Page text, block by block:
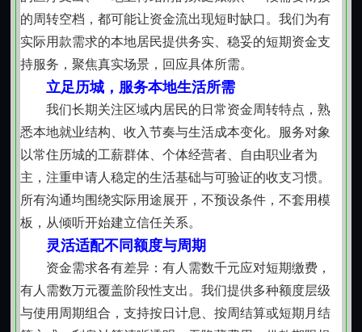
的尊重。
【守界而行，合规为本】
所有操作严格遵循现行民间资金往来相关规范，利
率设定符合司法保护区间，合同条款逐项释明，无隐藏
费用，无捆绑服务。不介入债务重组、不承接代偿业
务、不参与资产处置，仅就单笔资金使用提供支持。坚
持不跨区域拓展、不向非本地常住人口主动推介、不鼓
励非理性举债，把服务边界守在“必要”与“适度”之间。
【陪伴式支持，不止于借】
一次资金协助完成后，仍保持适度关注。部分客户
会在后续生活中遇到新的财务节点，如子女教育支出集
中期、房屋修缮窗口期、医疗费用分阶段结算等。我们
愿意以经验为基础，提供理性规划建议，协助梳理轻重
缓急，让资金使用真正服务于生活改善本身，而非制造
的周转空档，都可能让资金流出现短时缺口。我们为有
实际用款需求的本地居民提供务实、稳妥的短期资金支
持服务，聚焦真实场景，回应具体所需。
立足历城，服务本地生活所需
我们长期关注区域内居民的日常资金周转特点，熟
悉本地就业结构、收入节奏与生活成本变化。服务对象
以常住历城的工薪群体、个体经营者、自由职业者为
主，注重申请人稳定的生活基础与可验证的收支习惯。
所有沟通均围绕实际用途展开，不预设条件，不套用模
板，从倾听开始建立信任关系。
灵活适配不同额度与周期
资金需求各有差异：有人需数千元应对短期缴费，
有人需数万元覆盖阶段性支出。我们提供多种额度层级
与使用周期组合，支持按日计息、按周结算或短期月结